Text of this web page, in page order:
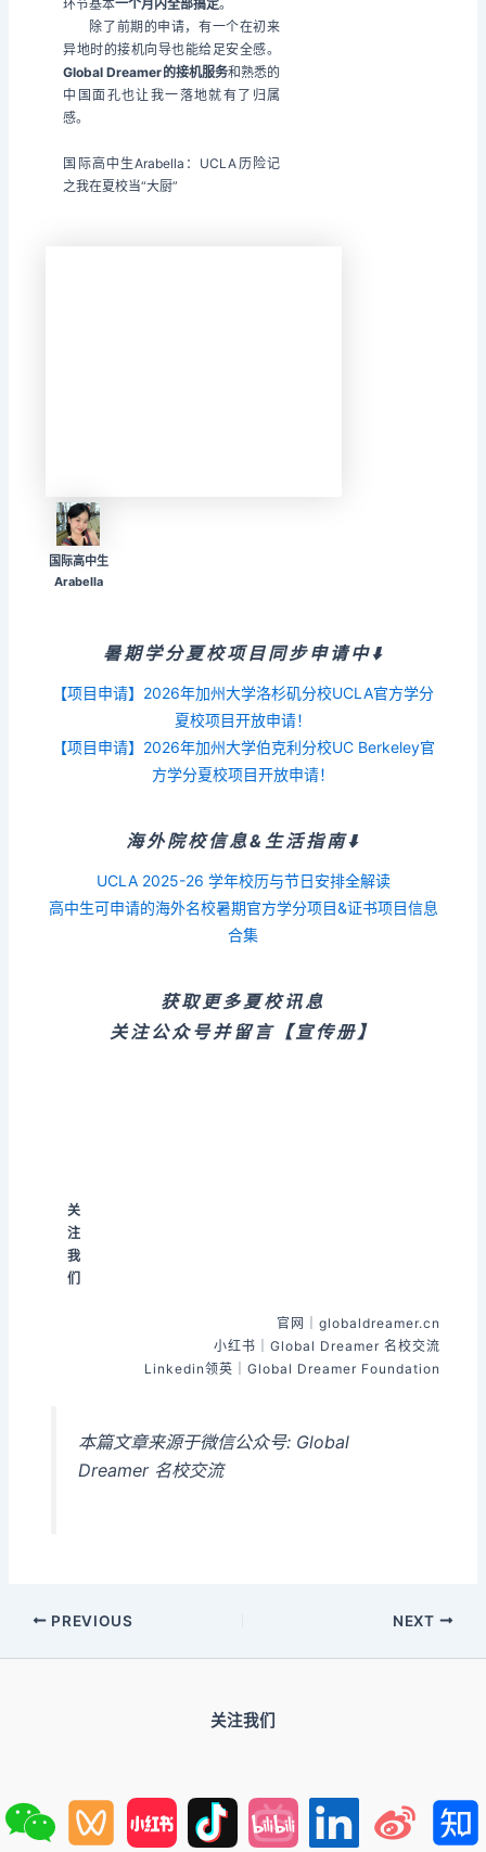
环节基本一个月内全部搞定。
除了前期的申请，有一个在初来
异地时的接机向导也能给足安全感。
Global Dreamer的接机服务和熟悉的
中国面孔也让我一落地就有了归属
感。
国际高中生Arabella：UCLA历险记
之我在夏校当“大厨”
国际高中生
Arabella
暑期学分夏校项目同步申请中⬇️
【项目申请】2026年加州大学洛杉矶分校UCLA官方学分
夏校项目开放申请！
【项目申请】2026年加州大学伯克利分校UC Berkeley官
方学分夏校项目开放申请！
海外院校信息&生活指南⬇️
UCLA 2025-26 学年校历与节日安排全解读
高中生可申请的海外名校暑期官方学分项目&证书项目信息
合集
获取更多夏校讯息
关注公众号并留言【宣传册】
关
注
我
们
官网｜globaldreamer.cn
小红书｜Global Dreamer 名校交流
Linkedin领英｜Global Dreamer Foundation
本篇文章来源于微信公众号: Global
Dreamer 名校交流
PREVIOUS NEXT
关注我们